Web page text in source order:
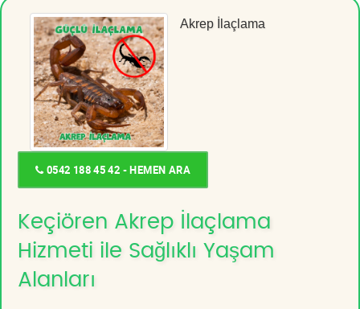
Akrep İlaçlama
0542 188 45 42 - HEMEN ARA
Keçiören Akrep İlaçlama
Hizmeti ile Sağlıklı Yaşam
Alanları